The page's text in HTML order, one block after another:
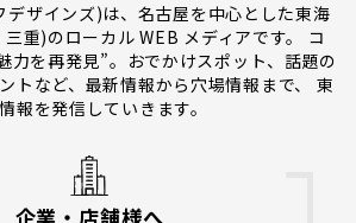
ザインズ)は、名古屋を中心とした東海
重)のローカル WEB メディアです。 コ
力を再発見”。おでかけスポット、話題の
トなど、最新情報から穴場情報まで、 東
報を発信していきます。
企業・店舗様へ